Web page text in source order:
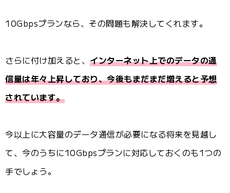
10Gbpsプランなら、その問題も解決してくれます。
さらに付け加えると、 インターネット上でのデータの通
信量は年々上昇しており、今後もまだまだ増えると予想
されています。
今以上に大容量のデータ通信が必要になる将来を見越し
て、今のうちに10Gbpsプランに対応しておくのも1つの
手でしょう。